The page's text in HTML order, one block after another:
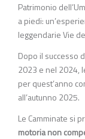
Patrimonio
a piedi:
leggendarie Vie
Dopo il successo
2023 e nel 2024,
per quest’anno
all’autunno 2025.
Le Camminate si
motoria non